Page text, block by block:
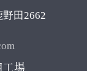
田2662
工場